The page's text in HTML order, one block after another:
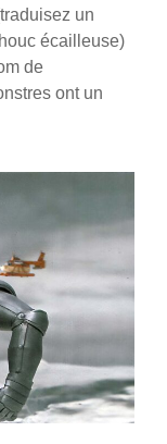
un
écailleuse)
de
ont un